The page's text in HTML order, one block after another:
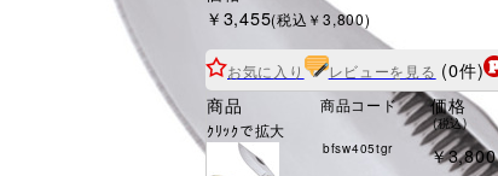
￥3,455(税込￥3,800)
お気に入り レビューを見る (0件)
商品
ｸﾘｯｸで拡大
商品コード 価格
(税込)
bfsw405tgr ￥3,800